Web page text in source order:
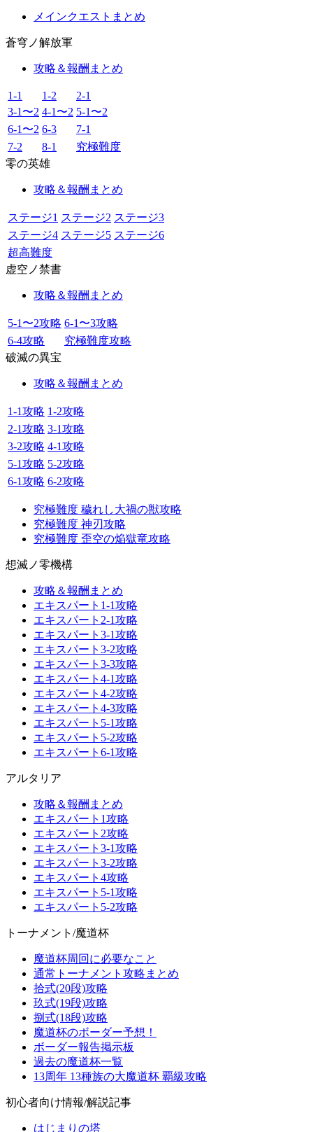
メインクエストまとめ
蒼穹ノ解放軍
攻略＆報酬まとめ
1-1 1-2
2-1
3-1〜2 4-1〜2 5-1〜2
6-1〜2 6-3
7-1
7-2
8-1
究極難度
零の英雄
攻略＆報酬まとめ
ステージ1 ステージ2 ステージ3
ステージ4 ステージ5 ステージ6
超高難度
虚空ノ禁書
攻略＆報酬まとめ
5-1〜2攻略 6-1〜3攻略
6-4攻略
究極難度攻略
破滅の異宝
攻略＆報酬まとめ
1-1攻略 1-2攻略
2-1攻略 3-1攻略
3-2攻略 4-1攻略
5-1攻略 5-2攻略
6-1攻略 6-2攻略
究極難度 穢れし大禍の獣攻略
究極難度 神刃攻略
究極難度 歪空の焔獄竜攻略
想滅ノ零機構
攻略＆報酬まとめ
エキスパート1-1攻略
エキスパート2-1攻略
エキスパート3-1攻略
エキスパート3-2攻略
エキスパート3-3攻略
エキスパート4-1攻略
エキスパート4-2攻略
エキスパート4-3攻略
エキスパート5-1攻略
エキスパート5-2攻略
エキスパート6-1攻略
アルタリア
攻略＆報酬まとめ
エキスパート1攻略
エキスパート2攻略
エキスパート3-1攻略
エキスパート3-2攻略
エキスパート4攻略
エキスパート5-1攻略
エキスパート5-2攻略
トーナメント/魔道杯
魔道杯周回に必要なこと
通常トーナメント攻略まとめ
拾式(20段)攻略
玖式(19段)攻略
捌式(18段)攻略
魔道杯のボーダー予想！
ボーダー報告掲示板
過去の魔道杯一覧
13周年 13種族の大魔道杯 覇級攻略
初心者向け情報/解説記事
はじまりの塔